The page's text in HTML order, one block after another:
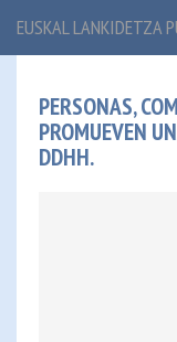
EUSKAL LANKIDETZA
PERSONAS,
PROMUEVEN
DDHH.